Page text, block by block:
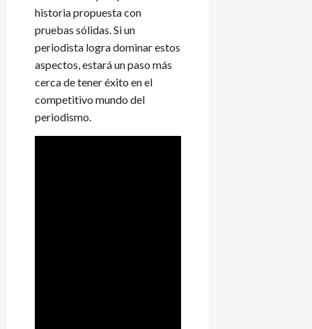
historia propuesta con
pruebas sólidas. Si un
periodista logra dominar estos
aspectos, estará un paso más
cerca de tener éxito en el
competitivo mundo del
periodismo.